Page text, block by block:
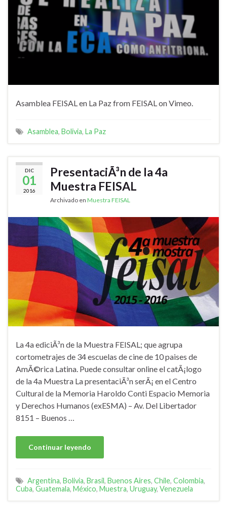
Asamblea FEISAL en La Paz from FEISAL on Vimeo.
Asamblea, Bolivia, La Paz
DIC
01
2016
PresentaciÃ³n de la 4a
Muestra FEISAL
Archivado en Muestra FEISAL
La 4a ediciÃ³n de la Muestra FEISAL; que agrupa
cortometrajes de 34 escuelas de cine de 10 paises de
AmÃ©rica Latina. Puede consultar online el catÃ¡logo
de la 4a Muestra La presentaciÃ³n serÃ¡ en el Centro
Cultural de la Memoria Haroldo Conti Espacio Memoria
y Derechos Humanos (exESMA) – Av. Del Libertador
8151 – Buenos …
Continuar leyendo
Argentina, Bolivia, Brasil, Buenos Aires, Chile, Colombia,
Cuba, Guatemala, México, Muestra, Uruguay, Venezuela